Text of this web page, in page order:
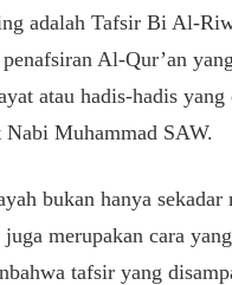
adalah Tafsir Bi Al-
penafsiran Al-Qur’an yang
atau hadis-hadis yang
Nabi Muhammad SAW.
bukan hanya sekadar
juga merupakan cara yang
bahwa tafsir yang